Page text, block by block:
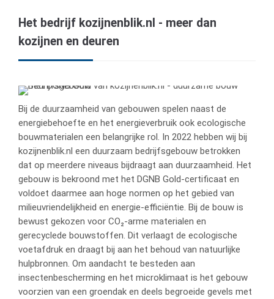
Het bedrijf kozijnenblik.nl - meer dan
kozijnen en deuren
Bij de duurzaamheid van gebouwen spelen naast de
energiebehoefte en het energieverbruik ook ecologische
bouwmaterialen een belangrijke rol. In 2022 hebben wij bij
kozijnenblik.nl een duurzaam bedrijfsgebouw betrokken
dat op meerdere niveaus bijdraagt aan duurzaamheid. Het
gebouw is bekroond met het DGNB Gold-certificaat en
voldoet daarmee aan hoge normen op het gebied van
milieuvriendelijkheid en energie-efficiëntie. Bij de bouw is
bewust gekozen voor CO₂-arme materialen en
gerecyclede bouwstoffen. Dit verlaagt de ecologische
voetafdruk en draagt bij aan het behoud van natuurlijke
hulpbronnen. Om aandacht te besteden aan
insectenbescherming en het microklimaat is het gebouw
voorzien van een groendak en deels begroeide gevels met